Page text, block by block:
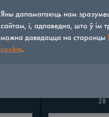
28
Яны дапамагаюць нам
сайтам, і, адпаведна, што ў ім
можна даведацца на старонцы
cookie.